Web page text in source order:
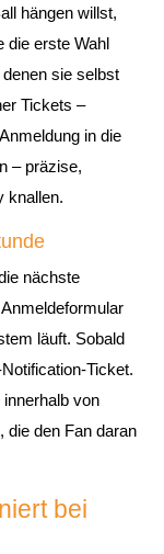
hängen willst,
die erste Wahl
sie selbst
Tickets –
in die
– präzise,
knallen.
nächste
läuft. Sobald
von
die den Fan daran
bei